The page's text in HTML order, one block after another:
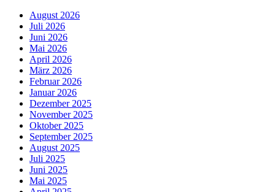
August 2026
Juli 2026
Juni 2026
Mai 2026
April 2026
März 2026
Februar 2026
Januar 2026
Dezember 2025
November 2025
Oktober 2025
September 2025
August 2025
Juli 2025
Juni 2025
Mai 2025